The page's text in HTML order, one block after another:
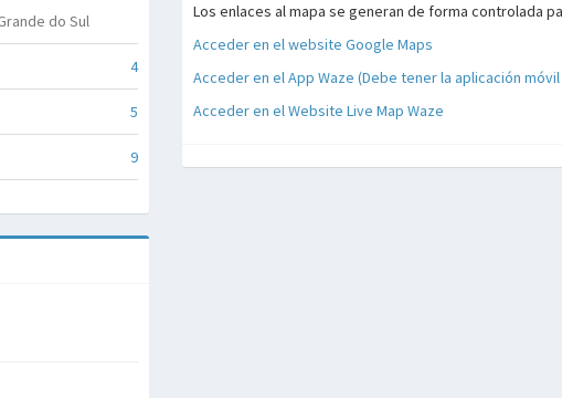
do Sul
4
5
9
Los enlaces al mapa se generan de forma controlada
Acceder en el website Google Maps
Acceder en el App Waze (Debe tener la aplicación móvil
Acceder en el Website Live Map Waze